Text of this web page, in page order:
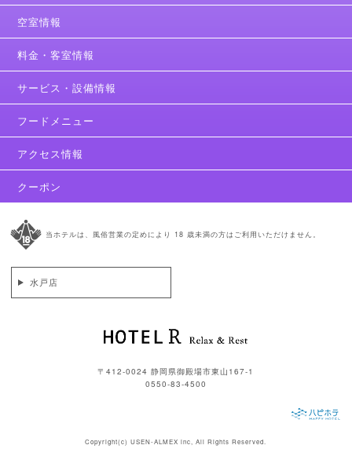
空室情報
料金・客室情報
サービス・設備情報
フードメニュー
アクセス情報
クーポン
当ホテルは、風俗営業の定めにより 18 歳未満の方はご利用いただけません。
水戸店
〒412-0024 静岡県御殿場市東山167-1
0550-83-4500
Copyright(c)USEN-ALMEX inc, All Rights Reserved.